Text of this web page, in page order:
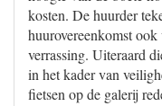
kosten. De huurder
huurovereenkomst
verrassing. Uiteraard
in het kader van
fietsen op de galerij